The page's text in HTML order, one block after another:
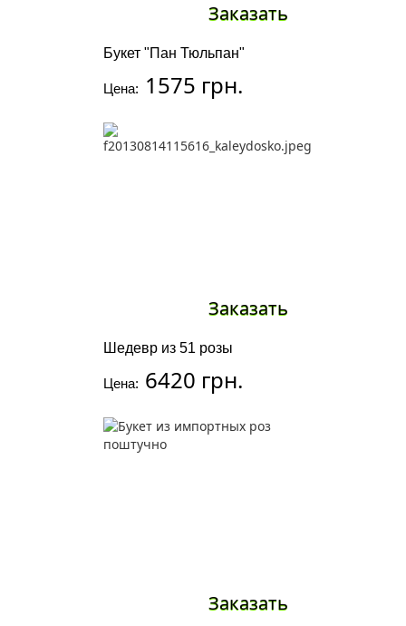
Букет "Пан Тюльпан"
Цена: 1575 грн.
Заказать
Шедевр из 51 розы
Цена: 6420 грн.
Заказать
Заказать